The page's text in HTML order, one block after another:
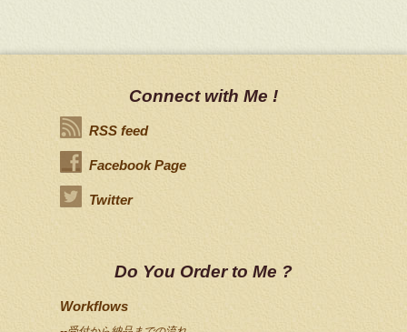
Connect with Me !
RSS feed
Facebook Page
Twitter
Do You Order to Me ?
Workflows